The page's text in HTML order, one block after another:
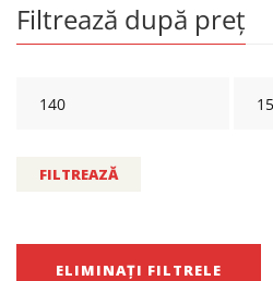
Filtrează după preț
FILTREAZĂ
ELIMINAȚI FILTRELE